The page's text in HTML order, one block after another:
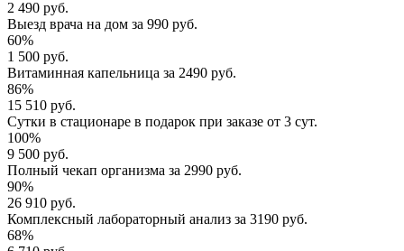
2 490 руб.
Выезд врача на дом за 990 руб.
60%
1 500 руб.
Витаминная капельница за 2490 руб.
86%
15 510 руб.
Сутки в стационаре в подарок при заказе от 3 сут.
100%
9 500 руб.
Полный чекап организма за 2990 руб.
90%
26 910 руб.
Комплексный лабораторный анализ за 3190 руб.
68%